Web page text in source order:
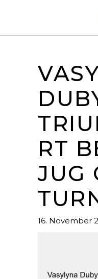
RT
JUG
16. November